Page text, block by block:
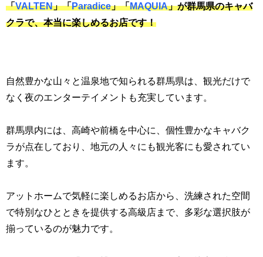
「VALTEN」「Paradice」「MAQUIA」が群馬県のキャバ
クラで、本当に楽しめるお店です！
自然豊かな山々と温泉地で知られる群馬県は、観光だけで
なく夜のエンターテイメントも充実しています。
群馬県内には、高崎や前橋を中心に、個性豊かなキャバク
ラが点在しており、地元の人々にも観光客にも愛されてい
ます。
アットホームで気軽に楽しめるお店から、洗練された空間
で特別なひとときを提供する高級店まで、多彩な選択肢が
揃っているのが魅力です。